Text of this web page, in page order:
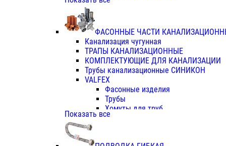
Фитинги с металл. серые
Фитинги ПП (серые)
Фитинги ПП белые
Краны
Фитинги ПП (белые)
Фитинги ПП с металлом белые
ПК КОНТУР
Краны полипропиленовые
Трубы полипропиленивые
Фитинги для МП труб TITAN
TK
VALFEX
ФАСОННЫЕ ЧАСТИ
Канализация чугунная
ТРАПЫ КАНАЛИЗАЦИОННЫЕ
КОМПЛЕКТУЮЩИЕ ДЛЯ КАНАЛИЗАЦИИ
Трубы канализационные СИНИКОН
VALFEX
Фасонные изделия
Трубы
Хомуты для труб
ПВХ (стройполимер)
Показать все